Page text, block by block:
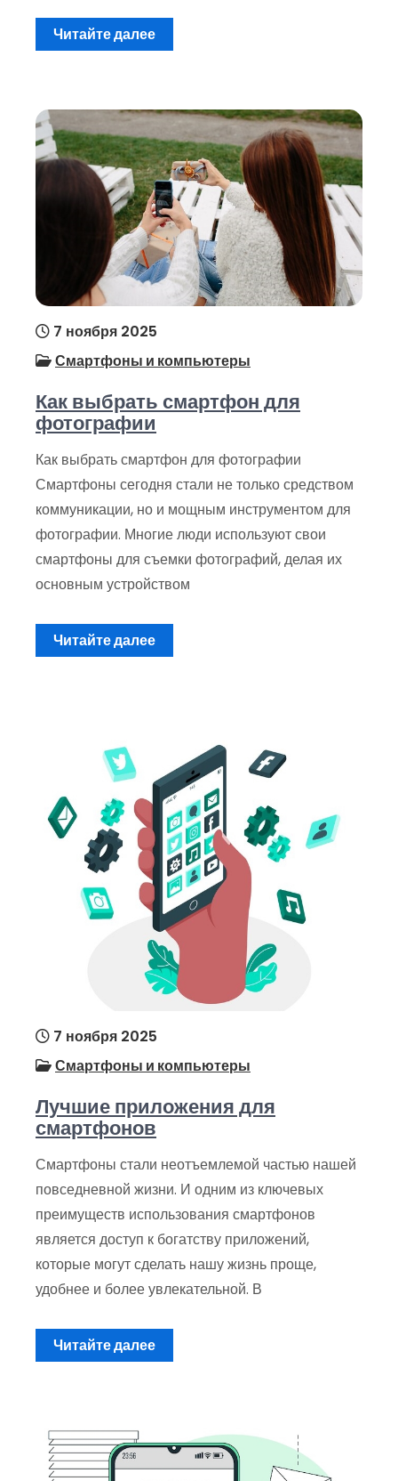
Читайте далее
7 ноября 2025
Смартфоны и компьютеры
Как выбрать смартфон для
фотографии
Как выбрать смартфон для фотографии
Смартфоны сегодня стали не только средством
коммуникации, но и мощным инструментом для
фотографии. Многие люди используют свои
смартфоны для съемки фотографий, делая их
основным устройством
Читайте далее
7 ноября 2025
Смартфоны и компьютеры
Лучшие приложения для
смартфонов
Смартфоны стали неотъемлемой частью нашей
повседневной жизни. И одним из ключевых
преимуществ использования смартфонов
является доступ к богатству приложений,
которые могут сделать нашу жизнь проще,
удобнее и более увлекательной. В
Читайте далее